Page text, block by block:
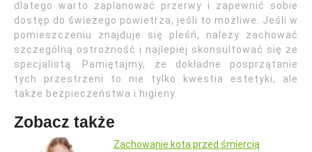
dlatego warto zaplanować przerwy i zapewnić sobie
dostęp do świeżego powietrza, jeśli to możliwe. Jeśli w
pomieszczeniu znajduje się pleśń, należy zachować
szczególną ostrożność i najlepiej skonsultować się ze
specjalistą. Pamiętajmy, że dokładne posprzątanie
tych przestrzeni to nie tylko kwestia estetyki, ale
także bezpieczeństwa i higieny.
Zobacz także
Zachowanie kota przed śmiercią